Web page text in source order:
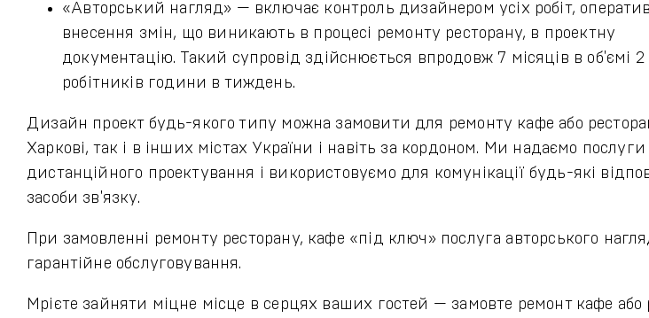
«Авторський нагляд» — включає контроль дизайнером усіх робіт,
внесення змін, що виникають в процесі ремонту ресторану, в проектну
документацію. Такий супровід здійснюється впродовж 7 місяців в об'ємі 2
робітників години в тиждень.
Дизайн проект будь-якого типу можна замовити для ремонту кафе або
Харкові, так і в інших містах України і навіть за кордоном. Ми надаємо послуги
дистанційного проектування і використовуємо для комунікації будь-які
засоби зв'язку.
При замовленні ремонту ресторану, кафе «під ключ» послуга авторського
гарантійне обслуговування.
Мрієте зайняти міцне місце в серцях ваших гостей — замовте ремонт кафе або